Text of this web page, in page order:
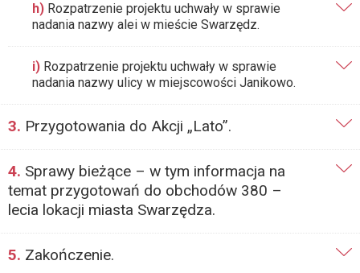
h) Rozpatrzenie projektu uchwały w sprawie
nadania nazwy alei w mieście Swarzędz.
i) Rozpatrzenie projektu uchwały w sprawie
nadania nazwy ulicy w miejscowości Janikowo.
3. Przygotowania do Akcji „Lato”.
4. Sprawy bieżące – w tym informacja na
temat przygotowań do obchodów 380 –
lecia lokacji miasta Swarzędza.
5. Zakończenie.